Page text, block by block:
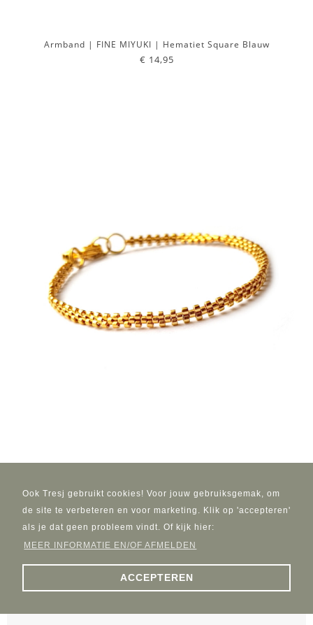
Ook Tresj gebruikt cookies! Voor jouw gebruiksgemak, om
de site te verbeteren en voor marketing. Klik op 'accepteren'
als je dat geen probleem vindt. Of kijk hier:
MEER INFORMATIE EN/OF AFMELDEN
ACCEPTEREN
Armband | FINE MIYUKI | Hematiet Square Blauw
€ 14,95
€ 19,95